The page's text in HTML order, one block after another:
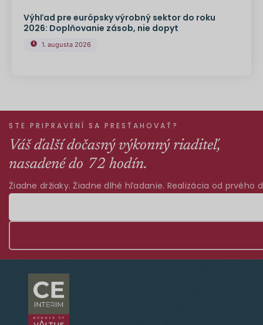
Výhľad pre európsky výrobný sektor do roku
2026: Doplňovanie zásob, nie dopyt
1. augusta 2026
STE PRIPRAVENÍ SA PRESŤAHOVAŤ?
Váš ďalší dočasný výkonný riaditeľ,
nasadené do 72 hodín.
Žiadne držiaky. Žiadne dlhé hľadanie. Realizácia od prvého